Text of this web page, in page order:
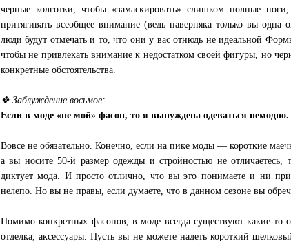
черные колготки, чтобы «замаскировать» слишком полные
притягивать всеобщее внимание (ведь наверняка только вы одна
люди будут отмечать и то, что они у вас отнюдь не идеальной
чтобы не привлекать внимание к недостатком своей фигуры, но
конкретные обстоятельства.
❖ Заблуждение восьмое:
Если в моде «не мой» фасон, то я вынуждена одеваться немодно.
Вовсе не обязательно. Конечно, если на пике моды — короткие
а вы носите 50-й размер одежды и стройностью не отличаетесь,
диктует мода. И просто отлично, что вы это понимаете и ни при
нелепо. Но вы не правы, если думаете, что в данном сезоне вы
Помимо конкретных фасонов, в моде всегда существуют какие-то
отделка, аксессуары. Пусть вы не можете надеть короткий